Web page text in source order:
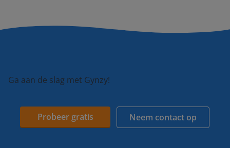
Ga aan de slag met Gynzy!
Probeer gratis Neem contact op